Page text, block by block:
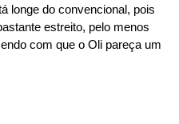
longe do convencional, pois
estreito, pelo menos
com que o Oli pareça um